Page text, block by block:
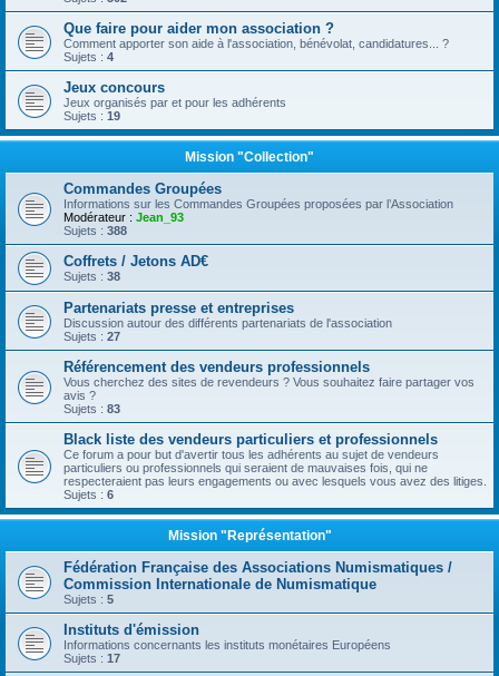
Que faire pour aider mon association ?
Comment apporter son aide à l'association, bénévolat, candidatures... ?
Sujets : 4
Jeux concours
Jeux organisés par et pour les adhérents
Sujets : 19
Mission "Collection"
Commandes Groupées
Informations sur les Commandes Groupées proposées par l’Association
Modérateur : Jean_93
Sujets : 388
Coffrets / Jetons AD€
Sujets : 38
Partenariats presse et entreprises
Discussion autour des différents partenariats de l'association
Sujets : 27
Référencement des vendeurs professionnels
Vous cherchez des sites de revendeurs ? Vous souhaitez faire partager vos
avis ?
Sujets : 83
Black liste des vendeurs particuliers et professionnels
Ce forum a pour but d'avertir tous les adhérents au sujet de vendeurs
particuliers ou professionnels qui seraient de mauvaises fois, qui ne
respecteraient pas leurs engagements ou avec lesquels vous avez des litiges.
Sujets : 6
Mission "Représentation"
Fédération Française des Associations Numismatiques /
Commission Internationale de Numismatique
Sujets : 5
Instituts d'émission
Informations concernants les instituts monétaires Européens
Sujets : 17